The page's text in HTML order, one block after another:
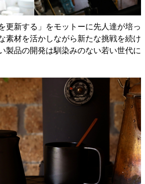
更新する」をモットーに先人達が培っ
素材を活かしながら新たな挑戦を続け
製品の開発は馴染みのない若い世代に